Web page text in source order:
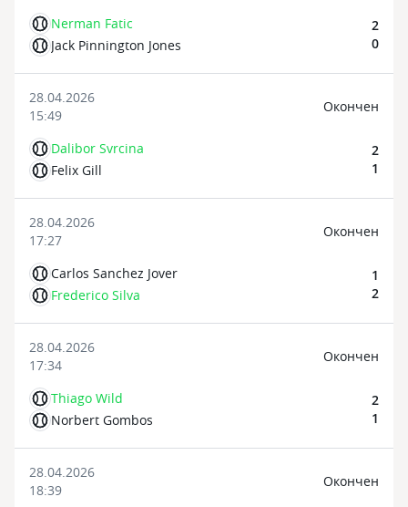
Nerman Fatic
Jack Pinnington Jones
2
0
28.04.2026
15:49
Dalibor Svrcina
Felix Gill
Oкончен
2
1
28.04.2026
17:27
Carlos Sanchez Jover
Frederico Silva
Oкончен
1
2
28.04.2026
17:34
Thiago Wild
Norbert Gombos
Oкончен
2
1
28.04.2026
18:39
Oкончен